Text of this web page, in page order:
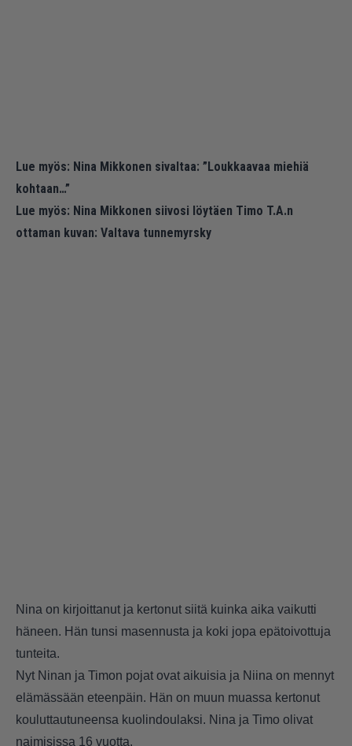
Lue myös: Nina Mikkonen sivaltaa: ”Loukkaavaa miehiä
kohtaan…”
Lue myös: Nina Mikkonen siivosi löytäen Timo T.A.n
ottaman kuvan: Valtava tunnemyrsky
Nina on kirjoittanut ja kertonut siitä kuinka aika vaikutti
häneen. Hän tunsi masennusta ja koki jopa epätoivottuja
tunteita.
Nyt Ninan ja Timon pojat ovat aikuisia ja Niina on mennyt
elämässään eteenpäin. Hän on muun muassa kertonut
kouluttautuneensa kuolindoulaksi. Nina ja Timo olivat
naimisissa 16 vuotta.